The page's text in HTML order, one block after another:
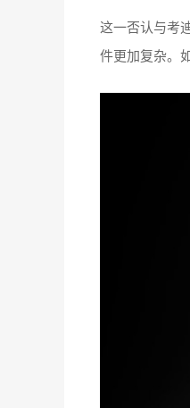
这一否认与考
件更加复杂。